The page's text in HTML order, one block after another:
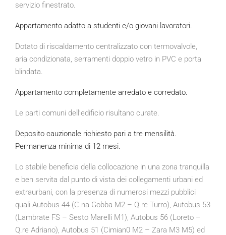
servizio finestrato.
Appartamento adatto a studenti e/o giovani lavoratori.
Dotato di riscaldamento centralizzato con termovalvole,
aria condizionata, serramenti doppio vetro in PVC e porta
blindata.
Appartamento completamente arredato e corredato.
Le parti comuni dell’edificio risultano curate.
Deposito cauzionale richiesto pari a tre mensilità.
Permanenza minima di 12 mesi.
Lo stabile beneficia della collocazione in una zona tranquilla
e ben servita dal punto di vista dei collegamenti urbani ed
extraurbani, con la presenza di numerosi mezzi pubblici
quali Autobus 44 (C.na Gobba M2 – Q.re Turro), Autobus 53
(Lambrate FS – Sesto Marelli M1), Autobus 56 (Loreto –
Q.re Adriano), Autobus 51 (Cimian0 M2 – Zara M3 M5) ed